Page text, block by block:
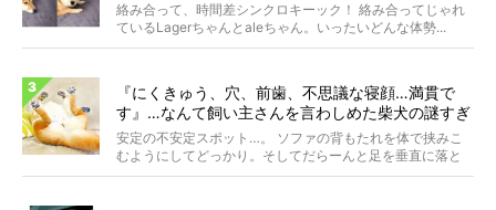
絡み合って、時間差シンクロキーック！ 絡み合ってじゃれ
ているLagerちゃんとaleちゃん。いったいどんな体勢...
『にくきゅう、穴、前歯、不思議な寝顔…満貫で
す』…なんて飼い主さんを言わしめた柴犬の謎すぎ
る寝相がコチラです。
安定の不安定スポット…。 ソファの背もたれを体で挟みこ
むようにしてどっかり。そしてだらーんと足を垂直に落と
して...